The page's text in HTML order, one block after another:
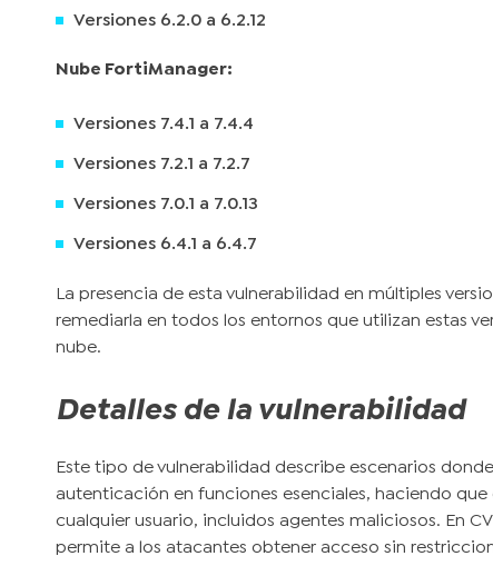
Versiones 6.2.0 a 6.2.12
Nube FortiManager:
Versiones 7.4.1 a 7.4.4
Versiones 7.2.1 a 7.2.7
Versiones 7.0.1 a 7.0.13
Versiones 6.4.1 a 6.4.7
La presencia de esta vulnerabilidad en múltiples
remediarla en todos los entornos que utilizan estas
nube.
Detalles de la vulnerabilidad
Este tipo de vulnerabilidad describe escenarios
autenticación en funciones esenciales, haciendo que
cualquier usuario, incluidos agentes maliciosos. En
permite a los atacantes obtener acceso sin